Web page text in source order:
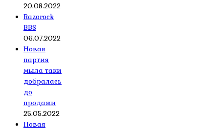
20.08.2022
Razorock
BBS
06.07.2022
Новая
партия
мыла таки
добралась
до
продажи
25.05.2022
Новая